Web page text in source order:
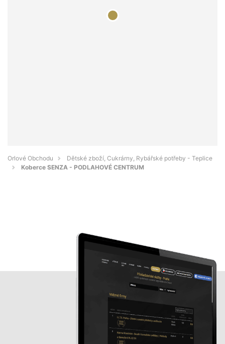
Orlové Obchodu
Dětské zboží, Cukrárny, Rybářské potřeby - Teplice
Koberce SENZA - PODLAHOVÉ CENTRUM